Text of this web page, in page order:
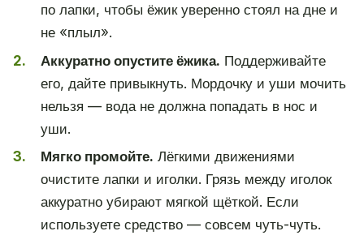
по лапки, чтобы ёжик уверенно стоял на дне и
не «плыл».
Аккуратно опустите ёжика. Поддерживайте
его, дайте привыкнуть. Мордочку и уши мочить
нельзя — вода не должна попадать в нос и
уши.
Мягко промойте. Лёгкими движениями
очистите лапки и иголки. Грязь между иголок
аккуратно убирают мягкой щёткой. Если
используете средство — совсем чуть-чуть.